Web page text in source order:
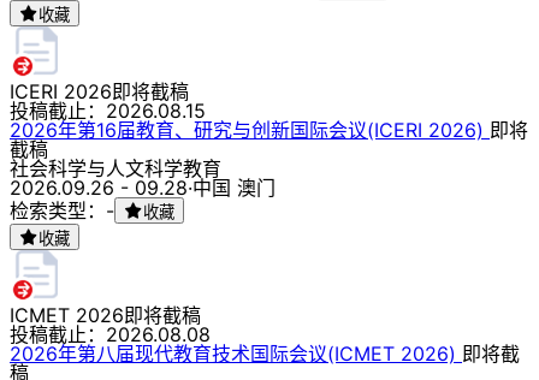
收藏
ICERI 2026即将截稿
投稿截止： 2026.08.15
2026年第16届教育、研究与创新国际会议(ICERI 2026) 即将
截稿
社会科学与人文科学教育
2026.09.26 - 09.28·中国 澳门
检索类型：-
收藏
收藏
ICMET 2026即将截稿
投稿截止： 2026.08.08
2026年第八届现代教育技术国际会议(ICMET 2026) 即将截
稿